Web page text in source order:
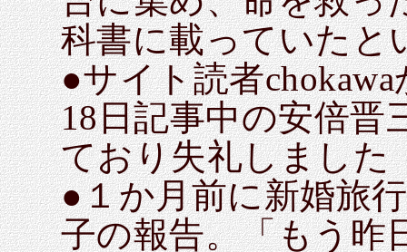
科書に載っていたと
●サイト読者
18日記事中の安倍晋
ており失礼しました
●１か月前に新婚旅
子の報告。「もう昨